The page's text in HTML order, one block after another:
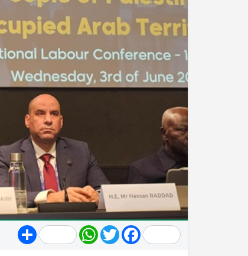
Share WhatsApp
TwitterFacebook